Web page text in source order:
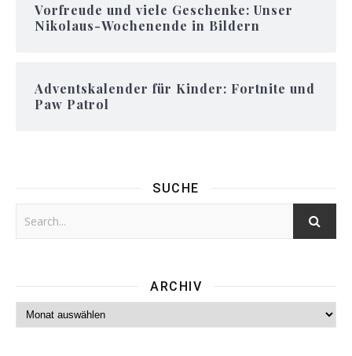
Vorfreude und viele Geschenke: Unser
Nikolaus-Wochenende in Bildern
Adventskalender für Kinder: Fortnite und
Paw Patrol
SUCHE
ARCHIV
Archiv